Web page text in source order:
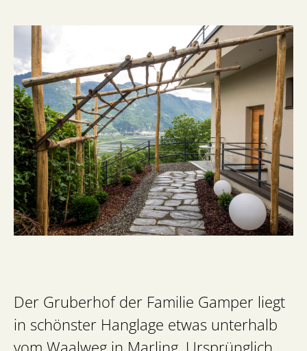
Der Gruberhof der Familie Gamper liegt
in schönster Hanglage etwas unterhalb